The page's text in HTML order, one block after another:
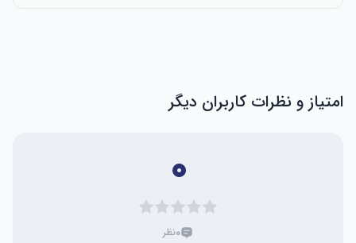
امتیاز و نظرات کاربران دیگر
۰
۰نظر